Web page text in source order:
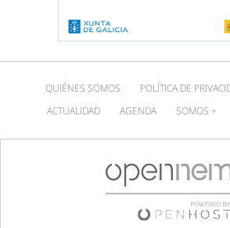
QUIÉNES SOMOS POLÍTICA DE
ACTUALIDAD
AGENDA SOMOS +